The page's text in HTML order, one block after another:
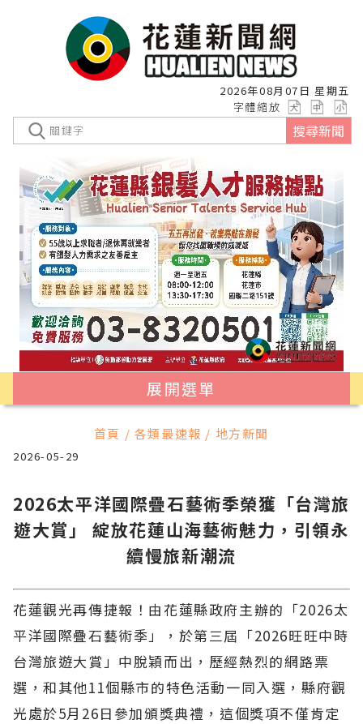
2026年08月07日 星期五
字體縮放
搜尋新聞
展開選單
首頁 / 各類最速報 / 地方新聞
2026-05-29
2026太平洋國際疊石藝術季榮獲「台灣旅
遊大賞」 綻放花蓮山海藝術魅力，引領永
續慢旅新潮流
花蓮觀光再傳捷報！由花蓮縣政府主辦的「2026太
平洋國際疊石藝術季」，於第三屆「2026旺旺中時
台灣旅遊大賞」中脫穎而出，歷經熱烈的網路票
選，和其他11個縣市的特色活動一同入選，縣府觀
光處於5月26日參加頒獎典禮，這個獎項不僅肯定